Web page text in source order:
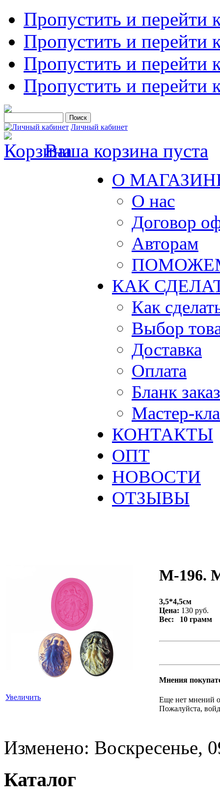
Пропустить и перейти
Пропустить и перейти
Пропустить и перейти
Пропустить и перейти
Личный кабинет
Ваша корзина пуста
О
О нас
Договор
Авторам
КАК
Как
Выбор
Доставка
Оплата
Бланк
Мастер-
КОНТАКТЫ
ОПТ
НОВОСТИ
ОТЗЫВЫ
Увеличить
М-196.
3,5*4,5см
Цена: 130 руб.
Вес: 10 грамм
Мнения
Еще нет мнений
Пожалуйста,
Изменено: Воскресенье,
Каталог